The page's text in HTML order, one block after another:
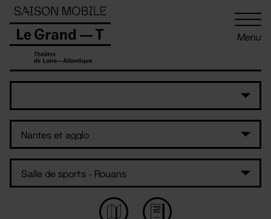
Menu
Panneau de gestion des cookies